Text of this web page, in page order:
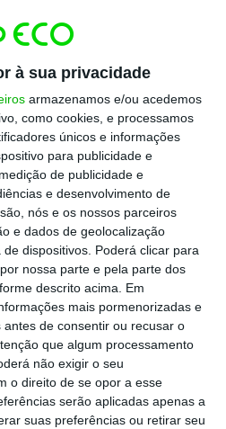
à sua privacidade
armazenamos e/ou acedemos
como cookies, e processamos
únicos e informações
para publicidade e
de publicidade e
e desenvolvimento de
nós e os nossos parceiros
e dados de geolocalização
dispositivos. Poderá clicar para
nossa parte e pela parte dos
descrito acima. Em
mais pormenorizadas e
de consentir ou recusar o
que algum processamento
não exigir o seu
o direito de se opor a esse
serão aplicadas apenas a
suas preferências ou retirar seu
sobre os rendimentos
Social e pela Caixa
(CGA), que só entrega
agosto.
três tabelas mensais
o período de janeiro a
meses de agosto e
os meses de outubro,
as taxas são
para compensar o
IRS nos primeiros sete
efetuada com base na
do IRS anterior à descida